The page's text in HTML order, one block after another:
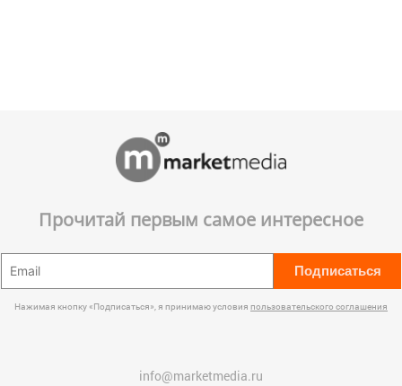
Прочитай первым самое интересное
Подписаться
Нажимая кнопку «Подписаться», я принимаю условия пользовательского соглашения
info@marketmedia.ru